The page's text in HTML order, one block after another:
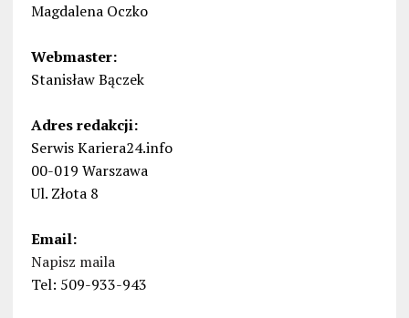
Magdalena Oczko
Webmaster:
Stanisław Bączek
Adres redakcji:
Serwis Kariera24.info
00-019 Warszawa
Ul. Złota 8
Email:
Napisz maila
Tel: 509-933-943